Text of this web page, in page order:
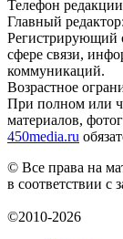
Телефон
Главный
Регистрирующий
сфере связи,
коммуникаций.
Возрастное
При полном или
материалов,
450media.ru
© Все права на
в соответствии с
©2010-2026